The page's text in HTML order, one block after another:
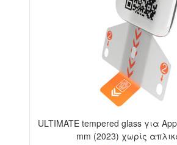
ULTIMATE tempered glass για
mm (2023) χωρίς